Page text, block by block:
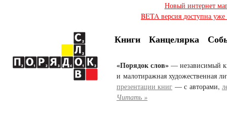
Новый интернет
BETA версия доступна
Книги Канцелярка
«Порядок слов» — независимый
и малотиражная художественная
презентации книг — с авторами,
Читать »